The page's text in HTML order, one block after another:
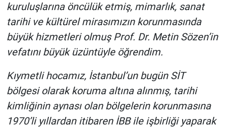
kuruluşlarına öncülük etmiş, mimarlık, sanat
tarihi ve kültürel mirasımızın korunmasında
büyük hizmetleri olmuş Prof. Dr. Metin Sözen’in
vefatını büyük üzüntüyle öğrendim.
Kıymetli hocamız, İstanbul’un bugün SİT
bölgesi olarak koruma altına alınmış, tarihi
kimliğinin aynası olan bölgelerin korunmasına
1970’li yıllardan itibaren İBB ile işbirliği yaparak
Yerel Gündem
Yerel Yaşam